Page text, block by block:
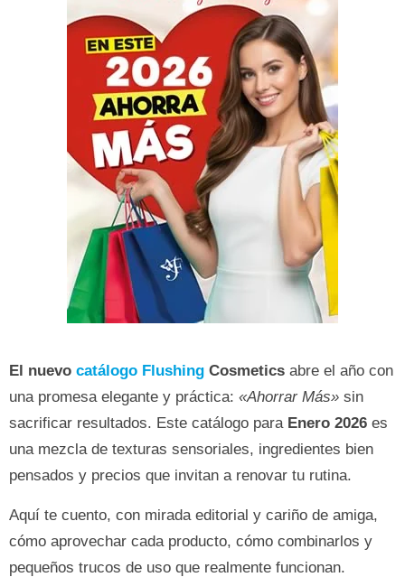
El nuevo catálogo Flushing Cosmetics abre el año con
una promesa elegante y práctica: «Ahorrar Más» sin
sacrificar resultados. Este catálogo para Enero 2026 es
una mezcla de texturas sensoriales, ingredientes bien
pensados y precios que invitan a renovar tu rutina.
Aquí te cuento, con mirada editorial y cariño de amiga,
cómo aprovechar cada producto, cómo combinarlos y
pequeños trucos de uso que realmente funcionan.